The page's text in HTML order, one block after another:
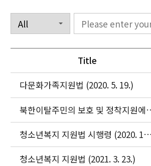
Title
다문화가족지원법 (2020. 5. 19.)
북한이탈주민의 보호 및 정착지원에
관한 법률 (2021. 1. 5.)
청소년복지 지원법 시행령 (2020. 12.
31.)
청소년복지 지원법 (2021. 3. 23.)